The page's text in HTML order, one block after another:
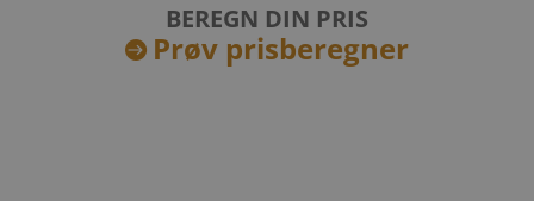
BEREGN DIN PRIS
 Prøv prisberegner